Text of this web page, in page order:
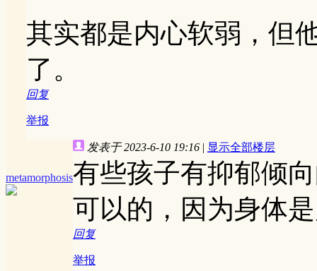
其实都是内心软弱，但
了。
回复
举报
metamorphosis
发表于 2023-6-10 19:16 | 显示全部楼层
有些孩子有抑郁倾
可以的，因为身体
回复
举报